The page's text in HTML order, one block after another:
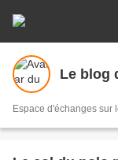
Le blog
Espace d'échanges sur